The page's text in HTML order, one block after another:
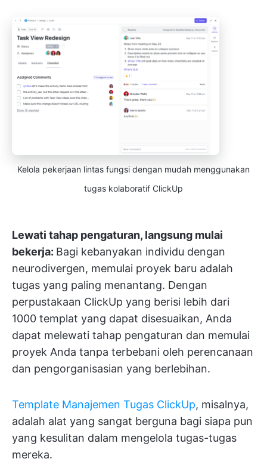
Kelola pekerjaan lintas fungsi dengan mudah menggunakan
tugas kolaboratif ClickUp
Lewati tahap pengaturan, langsung mulai
bekerja: Bagi kebanyakan individu dengan
neurodivergen, memulai proyek baru adalah
tugas yang paling menantang. Dengan
perpustakaan ClickUp yang berisi lebih dari
1000 templat yang dapat disesuaikan, Anda
dapat melewati tahap pengaturan dan memulai
proyek Anda tanpa terbebani oleh perencanaan
dan pengorganisasian yang berlebihan.
Template Manajemen Tugas ClickUp, misalnya,
adalah alat yang sangat berguna bagi siapa pun
yang kesulitan dalam mengelola tugas-tugas
mereka.